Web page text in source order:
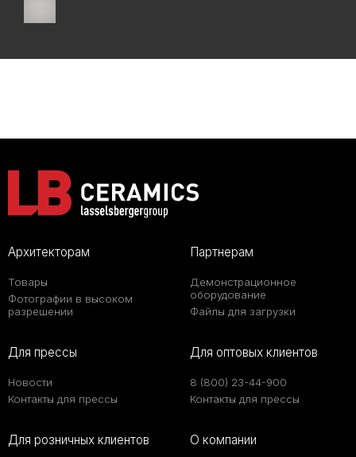
Архитекторам
Товары
Фотографии в высоком
разрешении
Партнерам
Демонстрационное
оборудование
Файлы для загрузки
Для прессы
Новости
Контакты для прессы
Для оптовых клиентов
8 (800) 23-44-900
Контакты для прессы
Для розничных клиентов О компании